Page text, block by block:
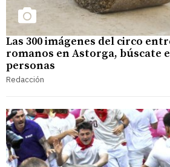
Las 300 imágenes del circo
romanos en Astorga, búscate
personas
Redacción